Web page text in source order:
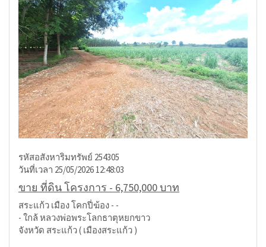
รหัสอสังหาริมทรัพย์ 254305
วันที่เวลา 25/05/2026 12:48:03
ขาย ที่ดิน โครงการ - 6,750,000 บาท
สระแก้ว เมือง โคกปี่ฆ้อง - -
- ใกล้ หลวงพ่อพระโลกธาตุหยกขาว
จังหวัด สระแก้ว ( เมืองสระแก้ว )